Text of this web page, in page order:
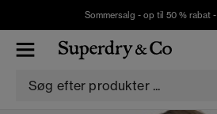
Sommersalg - op til 50 % rabat -